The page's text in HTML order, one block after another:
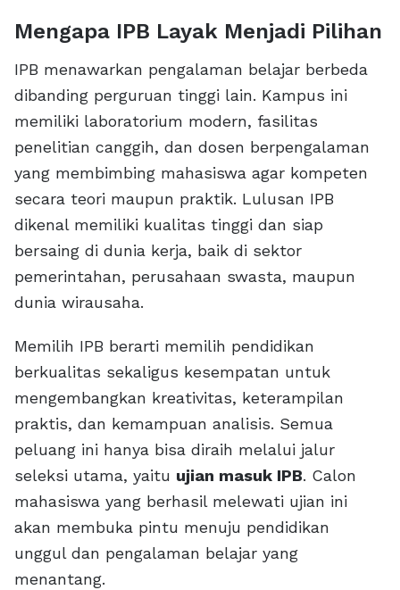
Mengapa IPB Layak Menjadi Pilihan
IPB menawarkan pengalaman belajar berbeda
dibanding perguruan tinggi lain. Kampus ini
memiliki laboratorium modern, fasilitas
penelitian canggih, dan dosen berpengalaman
yang membimbing mahasiswa agar kompeten
secara teori maupun praktik. Lulusan IPB
dikenal memiliki kualitas tinggi dan siap
bersaing di dunia kerja, baik di sektor
pemerintahan, perusahaan swasta, maupun
dunia wirausaha.
Memilih IPB berarti memilih pendidikan
berkualitas sekaligus kesempatan untuk
mengembangkan kreativitas, keterampilan
praktis, dan kemampuan analisis. Semua
peluang ini hanya bisa diraih melalui jalur
seleksi utama, yaitu ujian masuk IPB. Calon
mahasiswa yang berhasil melewati ujian ini
akan membuka pintu menuju pendidikan
unggul dan pengalaman belajar yang
menantang.